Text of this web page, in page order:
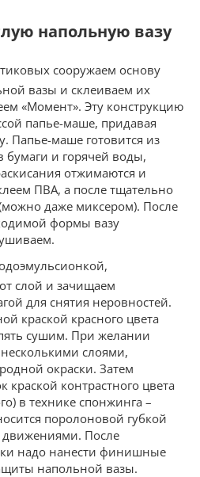
напольную вазу
сооружаем основу
вазы и склеиваем их
«Момент». Эту конструкцию
папье-маше, придавая
Папье-маше готовится из
бумаги и горячей воды,
отжимаются и
ПВА, а после тщательно
даже миксером). После
формы вазу
слой и зачищаем
для снятия неровностей.
краской красного цвета
сушим. При желании
слоями,
окраски. Затем
краской контрастного цвета
в технике спонжинга –
поролоновой губкой
После
надо нанести финишные
напольной вазы.